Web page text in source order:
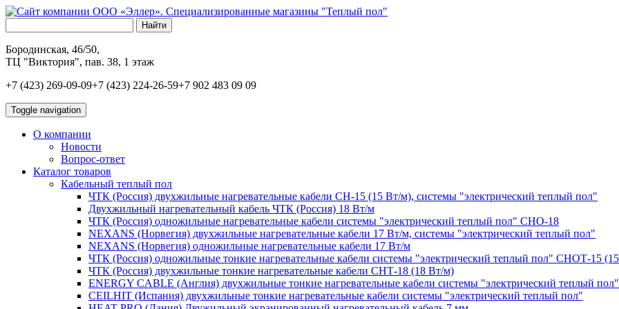
Бородинская, 46/50,
ТЦ "Виктория", пав. 38, 1 этаж
+7 (423) 269-09-09+7 (423) 224-26-59+7 902 483 09 09
Toggle navigation
О компании
Новости
Вопрос-ответ
Каталог товаров
Кабельный теплый пол
ЧТК (Россия) двухжильные нагревательные кабели СН-15 (15 Вт/м), системы "электрический теплый пол"
Двухжильный нагревательный кабель ЧТК (Россия) 18 Вт/м
ЧТК (Россия) одножильные нагревательные кабели системы "электрический теплый пол" СНО-18
NEXANS (Норвегия) двухжильные нагревательные кабели 17 Вт/м, системы "электрический теплый пол"
NEXANS (Норвегия) одножильные нагревательные кабели 17 Вт/м
ЧТК (Россия) одножильные тонкие нагревательные кабели системы "электрический теплый пол" СНОТ-15
ЧТК (Россия) двухжильные тонкие нагревательные кабели СНТ-18 (18 Вт/м)
ENERGY CABLE (Англия) двухжильные тонкие нагревательные кабели системы "электрический теплый пол"
CEILHIT (Испания) двухжильные тонкие нагревательные кабели системы "электрический теплый пол"